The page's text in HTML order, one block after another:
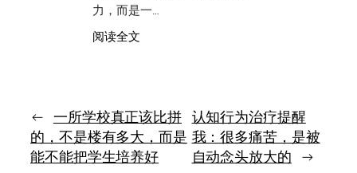
情
很
起
命
运
力，而是一…
阅读全文：
的，
不
是
来
← 一所学校真正该比拼
的，不是楼有多大，而是
能不能把学生培养好
认知行为治疗提醒
我：很多痛苦，是被
自动念头放大的 →